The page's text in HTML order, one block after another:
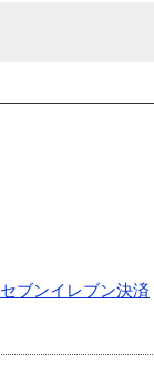
セブンイレブン決済